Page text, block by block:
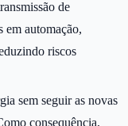
de
em automação,
riscos
sem seguir as novas
consequência,